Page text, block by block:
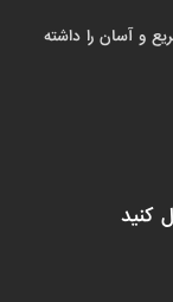
و آسان را داشته
کنید